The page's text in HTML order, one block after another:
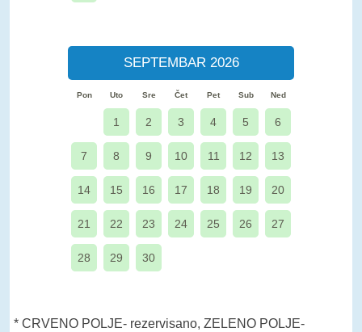
SEPTEMBAR 2026
Pon Uto Sre Čet Pet Sub Ned
1 2 3 4 5 6
7 8 9 10 11 12 13
14 15 16 17 18 19 20
21 22 23 24 25 26 27
28 29 30
* CRVENO POLJE- rezervisano, ZELENO POLJE-